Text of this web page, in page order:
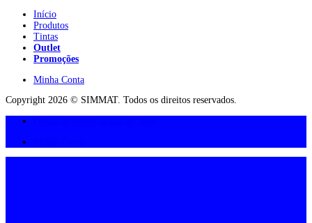
Início
Produtos
Tintas
Outlet
Promoções
Minha Conta
Copyright 2026 © SIMMAT. Todos os direitos reservados.